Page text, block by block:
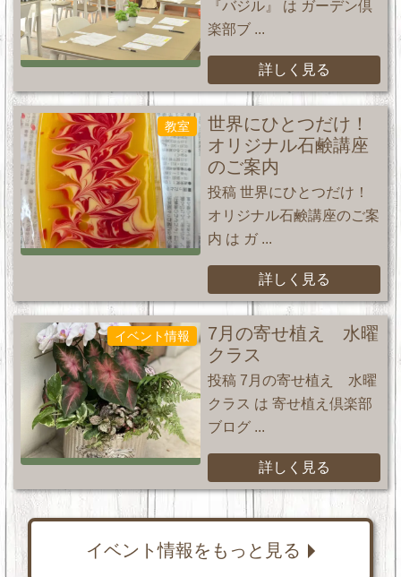
『バジル』 は ガーデン倶
楽部ブ ...
詳しく見る
教室
世界にひとつだけ！
オリジナル石鹸講座
のご案内
投稿 世界にひとつだけ！
オリジナル石鹸講座のご案
内 は ガ ...
詳しく見る
イベント情報
7月の寄せ植え 水曜
クラス
投稿 7月の寄せ植え 水曜
クラス は 寄せ植え倶楽部
ブログ ...
詳しく見る
イベント情報をもっと見る